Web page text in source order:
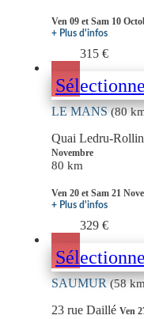
Ven 09 et Sam 10
+ Plus d'infos
315 €
LE MANS(80
Quai Ledru-Rollin
Novembre
80 km
Ven 20 et Sam 21
+ Plus d'infos
329 €
SAUMUR(58
23 rue Daillé Ven